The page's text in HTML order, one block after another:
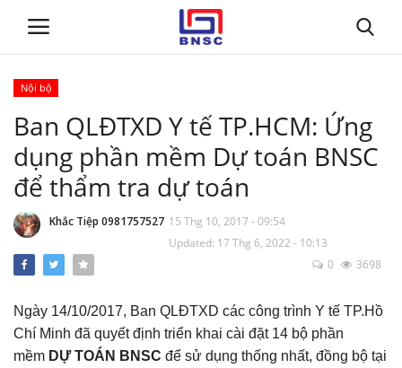
Trang chủ
Tin tức
Tư vấn
Nội bộ
Ban QLĐTXD Y tế TP.HCM: Ứng
dụng phần mềm Dự toán BNSC
để thẩm tra dự toán
Khắc Tiệp 0981757527 15 Thg 10, 2017 - 09:54
Updated: 17 Thg 6, 2022 - 10:13
0
3698
Ngày 14/10/2017, Ban QLĐTXD các công trình Y tế TP.Hồ
Chí Minh đã quyết định triển khai cài đặt 14 bộ phần
mềm DỰ TOÁN BNSC để sử dụng thống nhất, đồng bộ tại